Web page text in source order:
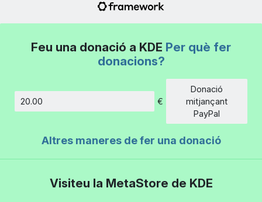
Feu una donació a KDE Per què fer
donacions?
€
Donació
mitjançant
PayPal
Altres maneres de fer una donació
Visiteu la MetaStore de KDE